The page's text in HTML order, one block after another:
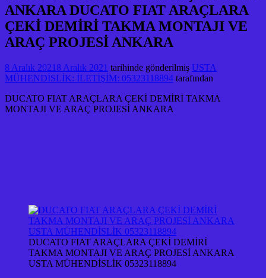
ANKARA DUCATO FIAT ARAÇLARA
ÇEKİ DEMİRİ TAKMA MONTAJI VE
ARAÇ PROJESİ ANKARA
8 Aralık 2021 8 Aralık 2021 tarihinde gönderilmiş USTA
MÜHENDİSLİK: İLETİŞİM: 05323118894 tarafından
DUCATO FIAT ARAÇLARA ÇEKİ DEMİRİ TAKMA
MONTAJI VE ARAÇ PROJESİ ANKARA
DUCATO FIAT ARAÇLARA ÇEKİ DEMİRİ
TAKMA MONTAJI VE ARAÇ PROJESİ ANKARA
USTA MÜHENDİSLİK 05323118894